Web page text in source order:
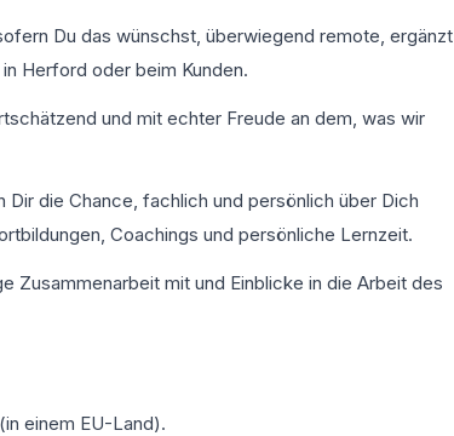
Du das wünschst, überwiegend remote, ergänzt
Herford oder beim Kunden.
und mit echter Freude an dem, was wir
die Chance, fachlich und persönlich über Dich
Coachings und persönliche Lernzeit.
Zusammenarbeit mit und Einblicke in die Arbeit des
einem EU-Land).